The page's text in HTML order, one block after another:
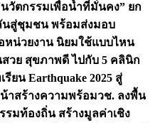
วัตกรรมเพื่อน้ำที่มั่นคง” ยก
นสู่ชุมชน พร้อมส่งมอบ
หน่วยงาน นิยมใช้แบบไหน
วย สุขภาพดี ไปกับ 5 คลินิก
รียน Earthquake 2025 สู่
น้าสร้างความพร้อมวช. ลงพื้น
มท้องถิ่น สร้างมูลค่าเชิง